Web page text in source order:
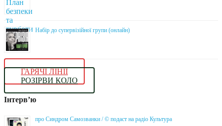
Набір до супервізійної групи (онлайн)
ГАРЯЧІ ЛІНІЇ
РОЗІРВИ КОЛО
Інтерв’ю
про Синдром Самозванки / © подаст на радіо Культура